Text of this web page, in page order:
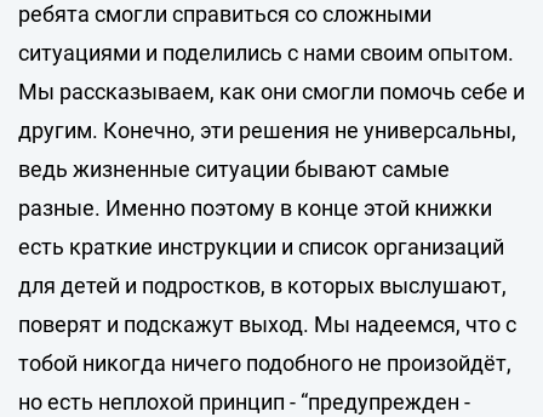
ребята смогли справиться со сложными
ситуациями и поделились с нами своим опытом.
Мы рассказываем, как они смогли помочь себе и
другим. Конечно, эти решения не универсальны,
ведь жизненные ситуации бывают самые
разные. Именно поэтому в конце этой книжки
есть краткие инструкции и список организаций
для детей и подростков, в которых выслушают,
поверят и подскажут выход. Мы надеемся, что с
тобой никогда ничего подобного не произойдёт,
но есть неплохой принцип - “предупрежден -